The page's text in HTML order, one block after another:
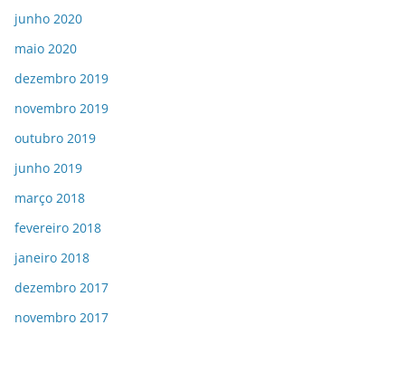
junho 2020
maio 2020
dezembro 2019
novembro 2019
outubro 2019
junho 2019
março 2018
fevereiro 2018
janeiro 2018
dezembro 2017
novembro 2017